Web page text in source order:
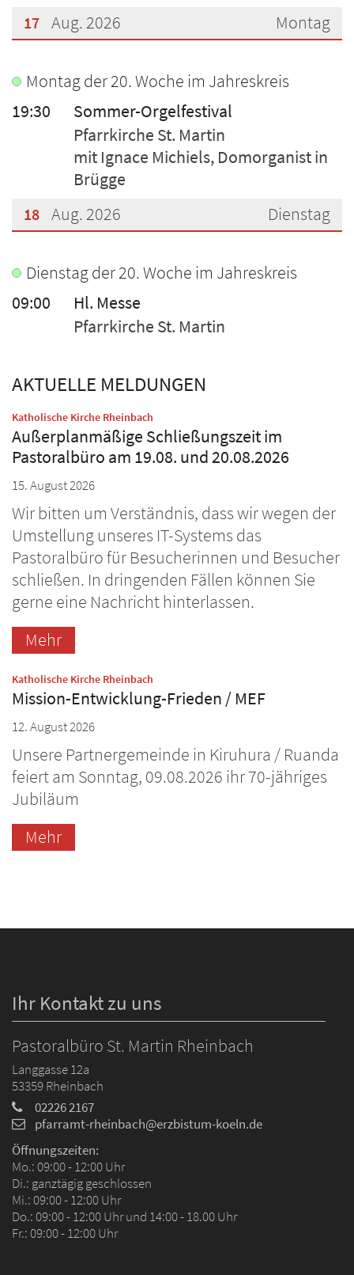
Montag
17 Aug. 2026
???msg.page.sr.date??? 17. August 2026
Montag der 20. Woche im Jahreskreis
19:30
Sommer-Orgelfestival
Pfarrkirche St. Martin
mit Ignace Michiels, Domorganist in
Brügge
Dienstag
18 Aug. 2026
???msg.page.sr.date??? 18. August 2026
Dienstag der 20. Woche im Jahreskreis
09:00
Hl. Messe
Pfarrkirche St. Martin
AKTUELLE MELDUNGEN
Katholische Kirche Rheinbach
Außerplanmäßige Schließungszeit im
Pastoralbüro am 19.08. und 20.08.2026
15. August 2026
Wir bitten um Verständnis, dass wir wegen der
Umstellung unseres IT-Systems das
Pastoralbüro für Besucherinnen und Besucher
schließen. In dringenden Fällen können Sie
gerne eine Nachricht hinterlassen.
Mehr
Katholische Kirche Rheinbach
Mission-Entwicklung-Frieden / MEF
12. August 2026
Unsere Partnergemeinde in Kiruhura / Ruanda
feiert am Sonntag, 09.08.2026 ihr 70-jähriges
Jubiläum
Mehr
Ihr Kontakt zu uns
Pastoralbüro St. Martin Rheinbach
Langgasse 12a
53359Rheinbach
02226 2167
pfarramt-rheinbach@erzbistum-koeln.de
Öffnungszeiten:
Mo.: 09:00 - 12:00 Uhr
Di.: ganztägig geschlossen
Mi.: 09:00 - 12:00 Uhr
Do.: 09:00 - 12:00 Uhr und 14:00 - 18.00 Uhr
Fr.: 09:00 - 12:00 Uhr